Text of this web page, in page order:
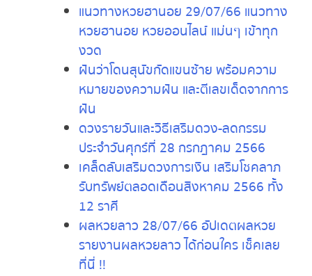
แนวทางหวยฮานอย 29/07/66 แนวทาง
หวยฮานอย หวยออนไลน์ แม่นๆ เข้าทุก
งวด
ฝันว่าโดนสุนัขกัดแขนซ้าย พร้อมความ
หมายของความฝัน และตีเลขเด็ดจากการ
ฝัน
ดวงรายวันและวิธีเสริมดวง-ลดกรรม
ประจำวันศุกร์ที่ 28 กรกฎาคม 2566
เคล็ดลับเสริมดวงการเงิน เสริมโชคลาภ
รับทรัพย์ตลอดเดือนสิงหาคม 2566 ทั้ง
12 ราศี
ผลหวยลาว 28/07/66 อัปเดตผลหวย
รายงานผลหวยลาว ได้ก่อนใคร เช็คเลย
ที่นี่ !!